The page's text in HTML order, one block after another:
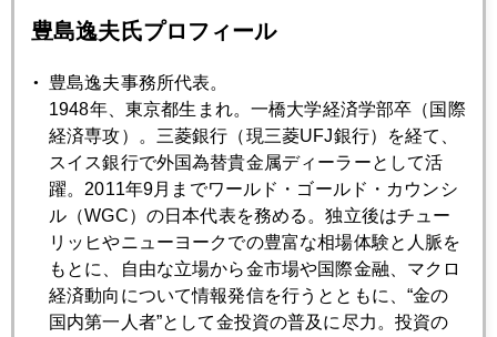
「元気をもらう」の違和感
2019年06月25日
金急騰止まらず、ビットコインと相乗効果も
2019年06月24日
中東緊迫、有事の金ドカ買いは「悪魔の選択」
豊島逸夫氏プロフィール
豊島逸夫事務所代表。
1948年、東京都生まれ。一橋大学経済学部卒（国際
経済専攻）。三菱銀行（現三菱UFJ銀行）を経て、
スイス銀行で外国為替貴金属ディーラーとして活
躍。2011年9月までワールド・ゴールド・カウンシ
ル（WGC）の日本代表を務める。独立後はチュー
リッヒやニューヨークでの豊富な相場体験と人脈を
もとに、自由な立場から金市場や国際金融、マクロ
経済動向について情報発信を行うとともに、“金の
国内第一人者”として金投資の普及に尽力。投資の